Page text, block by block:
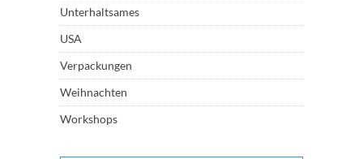
Unterhaltsames
USA
Verpackungen
Weihnachten
Workshops